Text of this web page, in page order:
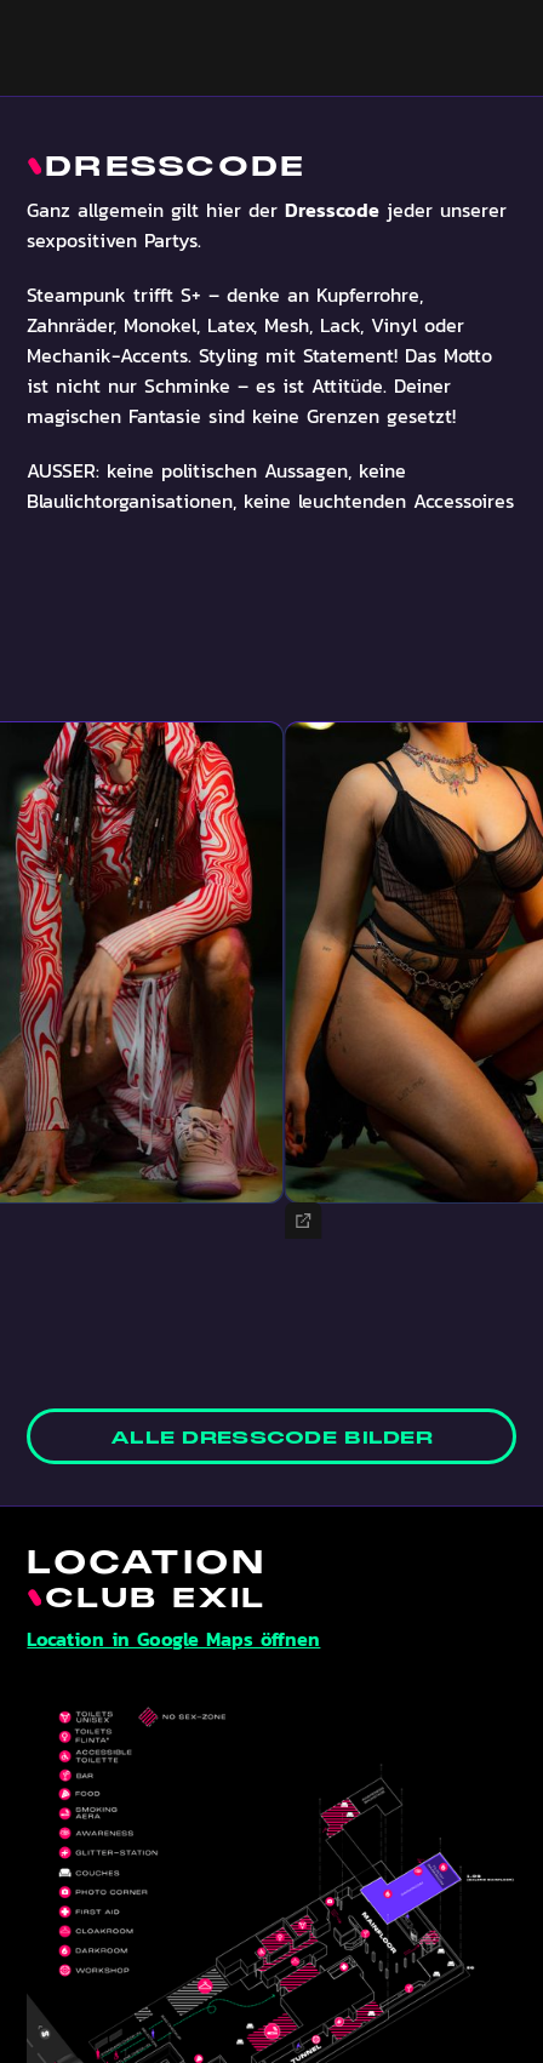
DRESSCODE
Ganz allgemein gilt hier der Dresscode jeder unserer
sexpositiven Partys.
Steampunk trifft S+ – denke an Kupferrohre,
Zahnräder, Monokel, Latex, Mesh, Lack, Vinyl oder
Mechanik-Accents. Styling mit Statement! Das Motto
ist nicht nur Schminke – es ist Attitüde. Deiner
magischen Fantasie sind keine Grenzen gesetzt!
AUSSER: keine politischen Aussagen, keine
Blaulichtorganisationen, keine leuchtenden Accessoires
ALLE DRESSCODE BILDER
LOCATION
CLUB EXIL
Location in Google Maps öffnen